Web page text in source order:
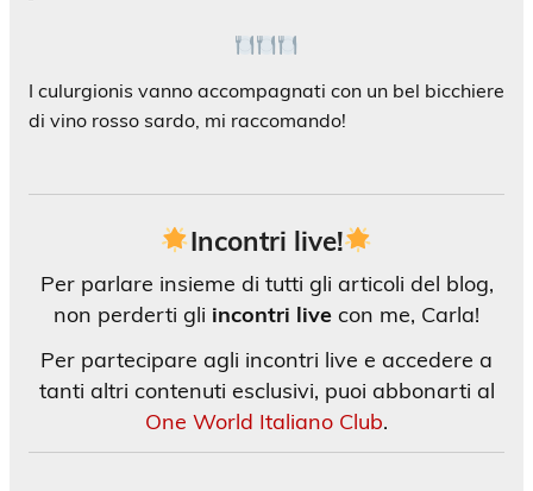
I culurgionis vanno accompagnati con un bel bicchiere
di vino rosso sardo, mi raccomando!
Incontri live!
Per parlare insieme di tutti gli articoli del blog,
non perderti gli incontri live con me, Carla!
Per partecipare agli incontri live e accedere a
tanti altri contenuti esclusivi, puoi abbonarti al
One World Italiano Club.